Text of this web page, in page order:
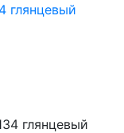
глянцевый
глянцевый